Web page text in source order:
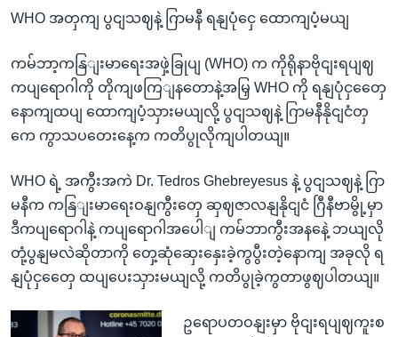
WHO အတှကျ ပွငျသဈနဲ့ ဂြာမနီ ရနျပုံငှေ ထောကျပံ့မယျ
ကမ်ဘာ့ကနြျးမာရေးအဖှဲ့ခြုပျ (WHO) က ကိုရိုနာဗိုငျးရပျဈ
ကပျရောဂါကို တိုကျဖကြျနတောနဲ့အမြှ WHO ကို ရနျပုံငှတှေေ
နောကျထပျ ထောကျပံ့သှားမယျလို့ ပွငျသဈနဲ့ ဂြာမနီနိုငျငံတှ
ကေ ကွာသပတေးနေ့က ကတိပွုလိုကျပါတယျ။
WHO ရဲ့ အကွီးအကဲ Dr. Tedros Ghebreyesus နဲ့ ပွငျသဈနဲ့ ဂြာ
မနီက ကနြျးမာရေးဝနျကွီးတှေ ဆှဈဇာလနျနိုငျငံ ဂြီနီဗာမွို့မှာ
ဒီကပျရောဂါနဲ့ ကပျရောဂါအပေါျ ကမ်ဘာကွီးအနနေဲ့ ဘယျလို
တုံ့ပွနျမလဲဆိုတာကို တှေ့ဆုံဆှေးနှေးခဲ့ကွပွီးတဲ့နောကျ အခုလို ရ
နျပုံငှတှေေ ထပျပေးသှားမယျလို့ ကတိပွုခဲ့ကွတာဖွဈပါတယျ။
ဥရောပတဝနျးမှာ ဗိုငျးရပျဈကူးစ